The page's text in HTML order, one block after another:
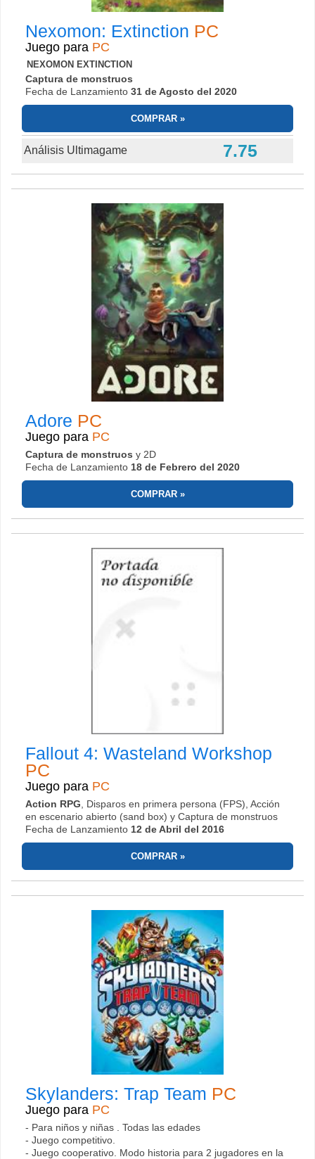
Nexomon: Extinction PC
Juego para PC
NEXOMON EXTINCTION
Captura de monstruos
Fecha de Lanzamiento 31 de Agosto del 2020
COMPRAR
Análisis Ultimagame 7.75
Adore PC
Juego para PC
Captura de monstruos y 2D
Fecha de Lanzamiento 18 de Febrero del 2020
COMPRAR
Fallout 4: Wasteland Workshop
PC
Juego para PC
Action RPG , Disparos en primera persona (FPS), Acción
en escenario abierto (sand box) y Captura de monstruos
Fecha de Lanzamiento 12 de Abril del 2016
COMPRAR
Skylanders: Trap Team PC
Juego para PC
- Para niños y niñas . Todas las edades
- Juego competitivo.
- Juego cooperativo. Modo historia para 2 jugadores en la